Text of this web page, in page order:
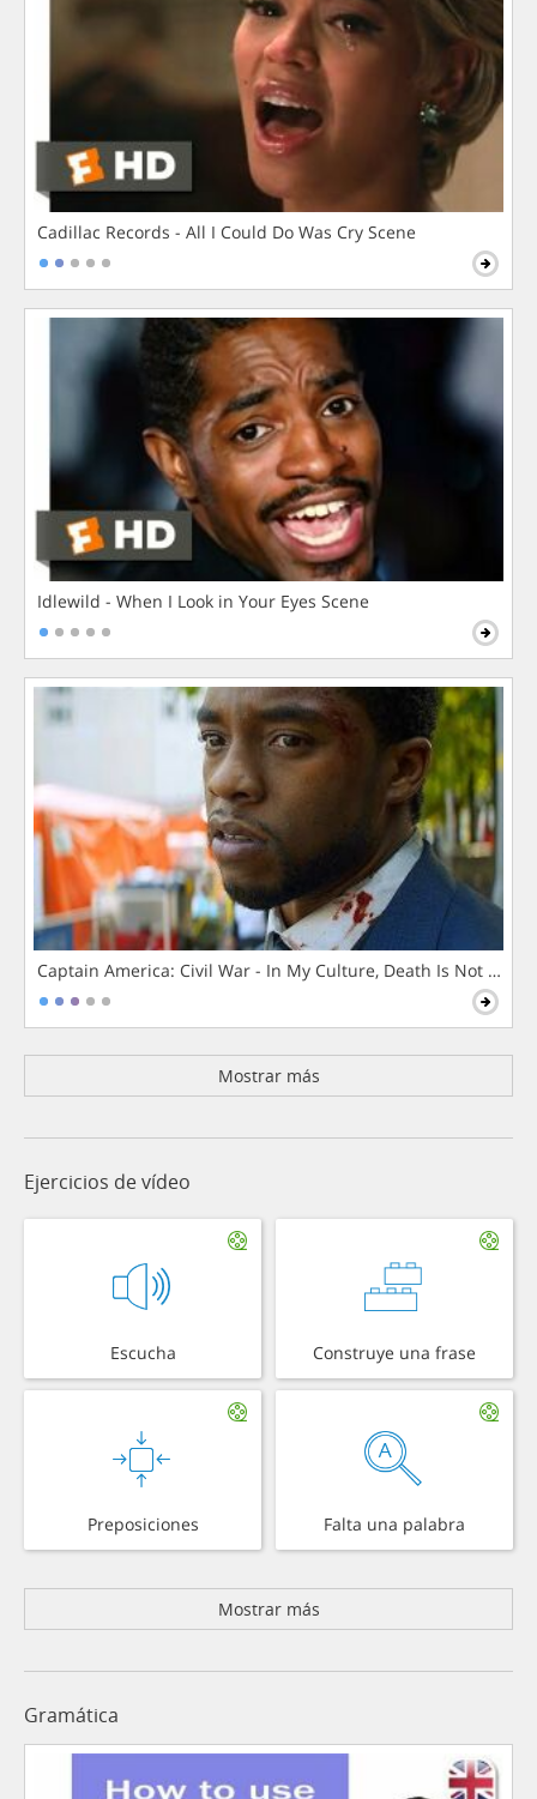
Cadillac Records - All I Could Do Was Cry Scene
Idlewild - When I Look in Your Eyes Scene
Captain America: Civil War - In My Culture, Death Is Not The
Mostrar más
Ejercicios de vídeo
Escucha Construye una frase
Preposiciones Falta una palabra
Mostrar más
Gramática